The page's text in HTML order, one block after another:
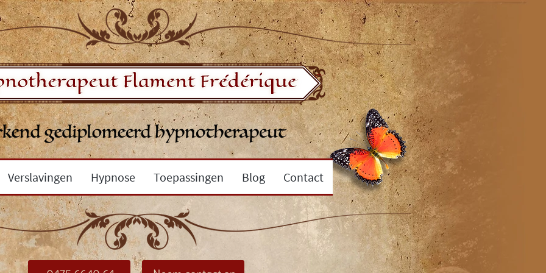
Verslavingen Hypnose Toepassingen Blog Contact